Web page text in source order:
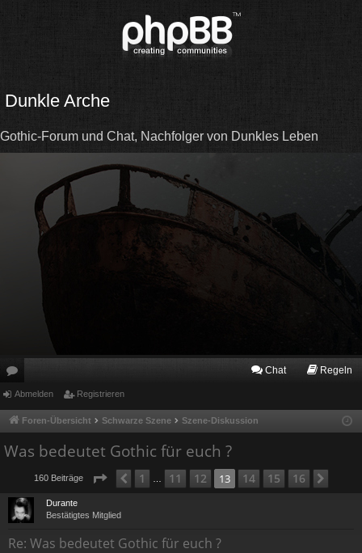
Dunkle Arche
Gothic-Forum und Chat, Nachfolger von Dunkles Leben
or
en
Chat Regeln
Abmelden Registrieren
Foren-Übersicht Schwarze Szene Szene-Diskussion
Was bedeutet Gothic für euch ?
160 Beiträge Seite 13 von16
Vorherige
1 11 12 13 14 15 16
Durante
Bestätigtes Mitglied
Re: Was bedeutet Gothic für euch ?